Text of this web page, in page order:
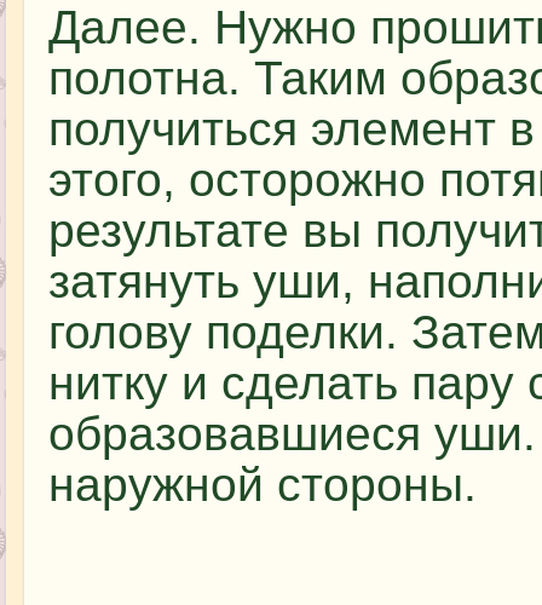
Далее. Нужно
полотна. Таким
получиться элемент
этого, осторожно
результате вы
затянуть уши,
голову поделки.
нитку и сделать пару
образовавшиеся
наружной стороны.